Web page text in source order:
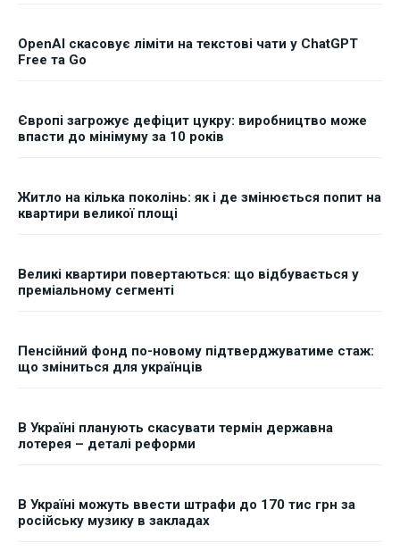
OpenAI скасовує ліміти на текстові чати у ChatGPT
Free та Go
Європі загрожує дефіцит цукру: виробництво може
впасти до мінімуму за 10 років
Житло на кілька поколінь: як і де змінюється попит на
квартири великої площі
Великі квартири повертаються: що відбувається у
преміальному сегменті
Пенсійний фонд по-новому підтверджуватиме стаж:
що зміниться для українців
В Україні планують скасувати термін державна
лотерея – деталі реформи
В Україні можуть ввести штрафи до 170 тис грн за
російську музику в закладах